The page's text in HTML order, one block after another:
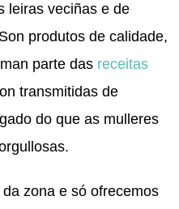
leiras veciñas e de
produtos de calidade,
parte das receitas
transmitidas de
do que as mulleres
zona e só ofrecemos